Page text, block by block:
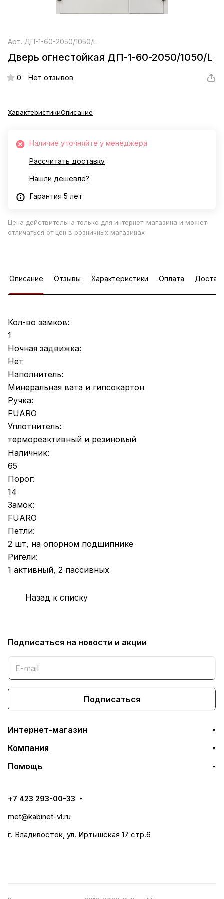
Арт. ДП-1-60-2050/1050/L
Дверь огнестойкая ДП-1-60-2050/1050/L
0 Нет отзывов
ХарактеристикиОписание
Наличие уточняйте у менеджера
Рассчитать доставку
Нашли дешевле?
Гарантия 5 лет
Цена действительна только для интернет-магазина и может
отличаться от цен в розничных магазинах
Описание Отзывы Характеристики Оплата
Кол-во замков:
1
Ночная задвижка:
Нет
Наполнитель:
Минеральная вата и гипсокартон
Ручка:
FUARO
Уплотнитель:
термореактивный и резиновый
Наличник:
65
Порог:
14
Замок:
FUARO
Петли:
2 шт, на опорном подшипнике
Ригели:
1 активный, 2 пассивных
Назад к списку
Подписаться на новости и акции
Подписаться
Интернет-магазин
Компания
Помощь
+7 423 293-00-33
met@kabinet-vl.ru
г. Владивосток, ул. Иртышская 17 стр.6